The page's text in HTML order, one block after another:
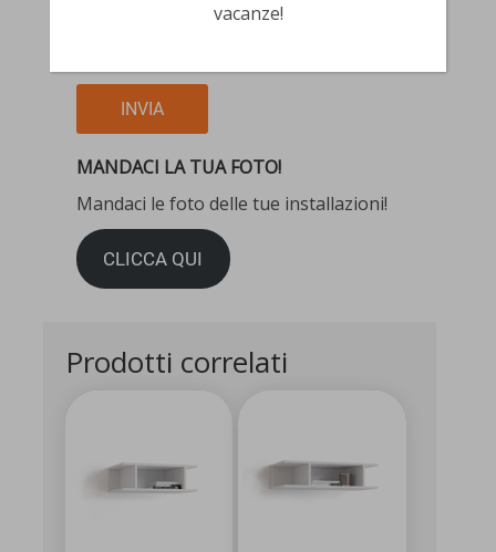
* = campi obbligatori
MANDACI LA TUA FOTO!
Mandaci le foto delle tue installazioni!
CLICCA QUI
Prodotti correlati
vacanze!